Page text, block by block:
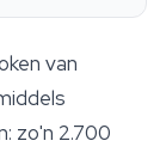
van
zo'n 2.700